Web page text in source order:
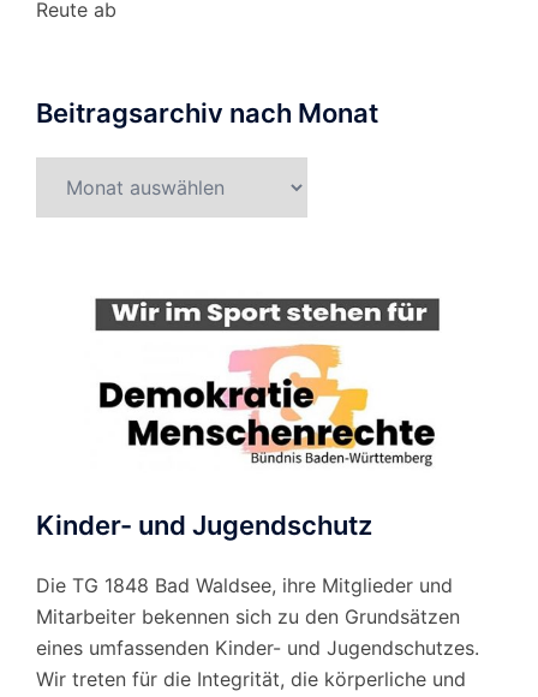
Reute ab
Beitragsarchiv nach Monat
nach
Kinder- und Jugendschutz
Die TG 1848 Bad Waldsee, ihre Mitglieder und
Mitarbeiter bekennen sich zu den Grundsätzen
eines umfassenden Kinder- und Jugendschutzes.
Wir treten für die Integrität, die körperliche und